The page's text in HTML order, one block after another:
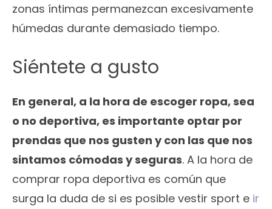
zonas íntimas permanezcan excesivamente
húmedas durante demasiado tiempo.
Siéntete a gusto
En general, a la hora de escoger ropa, sea
o no deportiva, es importante optar por
prendas que nos gusten y con las que nos
sintamos cómodas y seguras. A la hora de
comprar ropa deportiva es común que
surga la duda de si es posible vestir sport e ir